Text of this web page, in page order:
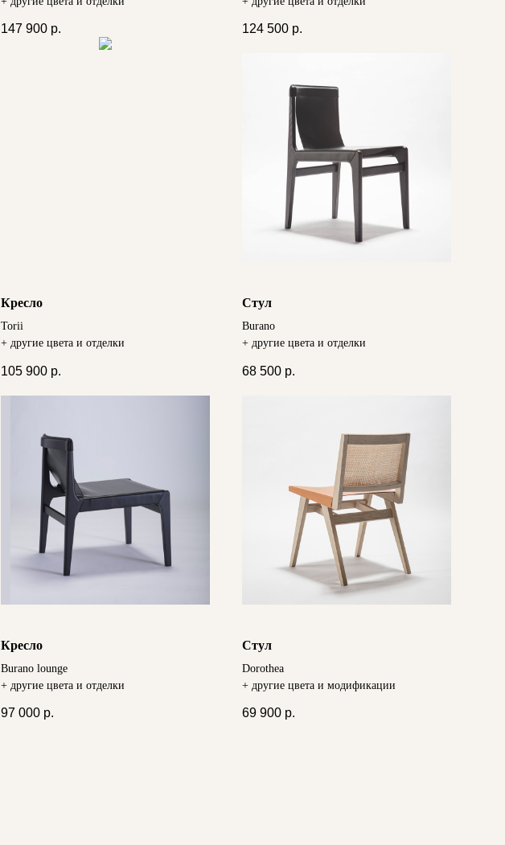
147 900 р. 124 500 р.
Кресло
Torii
+ другие цвета и отделки
105 900 р.
Стул
Burano
+ другие цвета и отделки
68 500 р.
Кресло
Burano lounge
+ другие цвета и отделки
97 000 р.
Стул
Dorothea
+ другие цвета и модификации
69 900 р.